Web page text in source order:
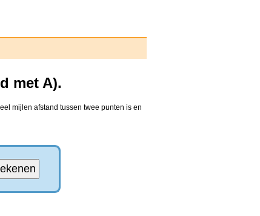
met A).
mijlen afstand tussen twee punten is en